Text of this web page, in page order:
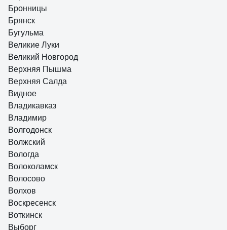
Бронницы
Брянск
Бугульма
Великие Луки
Великий Новгород
Верхняя Пышма
Верхняя Салда
Видное
Владикавказ
Владимир
Волгодонск
Волжский
Вологда
Волоколамск
Волосово
Волхов
Воскресенск
Воткинск
Выборг